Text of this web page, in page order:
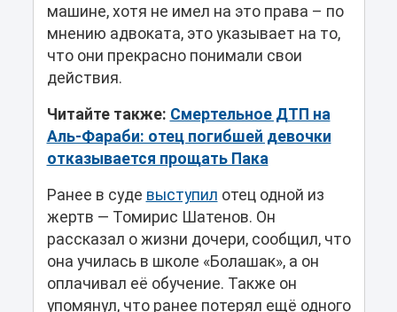
машине, хотя не имел на это права – по
мнению адвоката, это указывает на то,
что они прекрасно понимали свои
действия.
Читайте также: Смертельное ДТП на
Аль-Фараби: отец погибшей девочки
отказывается прощать Пака
Ранее в суде выступил отец одной из
жертв — Томирис Шатенов. Он
рассказал о жизни дочери, сообщил, что
она училась в школе «Болашак», а он
оплачивал её обучение. Также он
упомянул, что ранее потерял ещё одного